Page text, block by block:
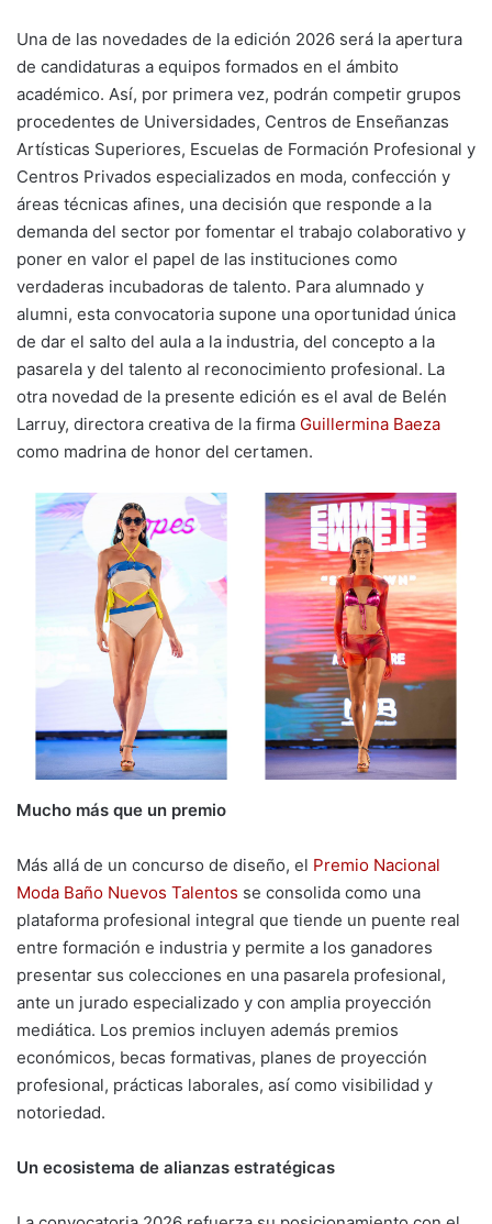
Una de las novedades de la edición 2026 será la apertura
de candidaturas a equipos formados en el ámbito
académico. Así, por primera vez, podrán competir grupos
procedentes de Universidades, Centros de Enseñanzas
Artísticas Superiores, Escuelas de Formación Profesional y
Centros Privados especializados en moda, confección y
áreas técnicas afines, una decisión que responde a la
demanda del sector por fomentar el trabajo colaborativo y
poner en valor el papel de las instituciones como
verdaderas incubadoras de talento. Para alumnado y
alumni, esta convocatoria supone una oportunidad única
de dar el salto del aula a la industria, del concepto a la
pasarela y del talento al reconocimiento profesional. La
otra novedad de la presente edición es el aval de Belén
Larruy, directora creativa de la firma Guillermina Baeza
como madrina de honor del certamen.
Mucho más que un premio
Más allá de un concurso de diseño, el Premio Nacional
Moda Baño Nuevos Talentos se consolida como una
plataforma profesional integral que tiende un puente real
entre formación e industria y permite a los ganadores
presentar sus colecciones en una pasarela profesional,
ante un jurado especializado y con amplia proyección
mediática. Los premios incluyen además premios
económicos, becas formativas, planes de proyección
profesional, prácticas laborales, así como visibilidad y
notoriedad.
Un ecosistema de alianzas estratégicas